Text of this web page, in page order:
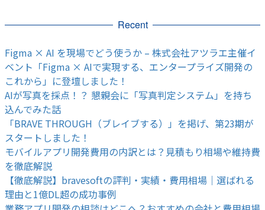
Recent
Figma × AI を現場でどう使うか – 株式会社アツラエ主催イ
ベント「Figma × AIで実現する、エンタープライズ開発の
これから」に登壇しました！
AIが写真を採点！？ 懇親会に「写真判定システム」を持ち
込んでみた話
「BRAVE THROUGH（ブレイブする）」を掲げ、第23期が
スタートしました！
モバイルアプリ開発費用の内訳とは？見積もり相場や維持費
を徹底解説
【徹底解説】bravesoftの評判・実績・費用相場｜選ばれる
理由と1億DL超の成功事例